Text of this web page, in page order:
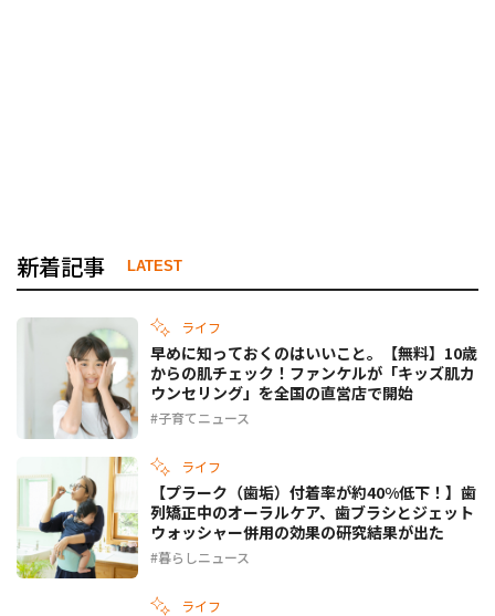
新着記事 LATEST
ライフ
早めに知っておくのはいいこと。【無料】10歳
からの肌チェック！ファンケルが「キッズ肌カ
ウンセリング」を全国の直営店で開始
子育てニュース
ライフ
【プラーク（歯垢）付着率が約40%低下！】歯
列矯正中のオーラルケア、歯ブラシとジェット
ウォッシャー併用の効果の研究結果が出た
暮らしニュース
ライフ